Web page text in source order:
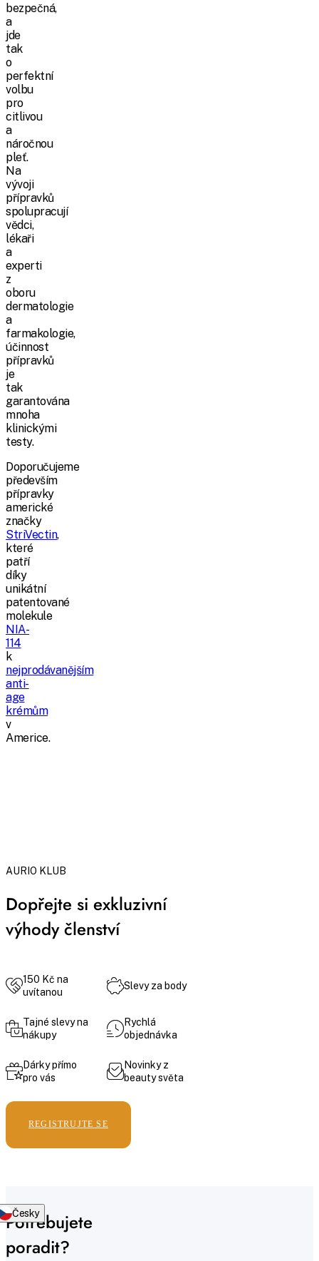
bezpečná,
a
jde
tak
o
perfektní
volbu
pro
citlivou
a
náročnou
pleť.
Na
vývoji
přípravků
spolupracují
vědci,
lékaři
a
experti
z
oboru
dermatologie
a
farmakologie,
účinnost
přípravků
je
tak
garantována
mnoha
klinickými
testy.
Doporučujeme
především
přípravky
americké
značky
StriVectin,
které
patří
díky
unikátní
patentované
molekule
NIA-
114
k
nejprodávanějším
anti-
age
krémům
v
Americe.
AURIO KLUB
Dopřejte si exkluzivní
výhody členství
150 Kč na
uvítanou
Slevy za body
Tajné slevy na
nákupy
Rychlá
objednávka
Dárky přímo
pro vás
Novinky z
beauty světa
REGISTRUJTE SE
Potřebujete
poradit?
Česky